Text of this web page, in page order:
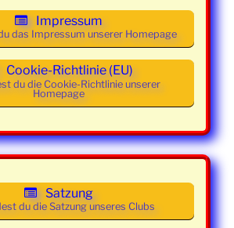
2026
21:30
Uhr
Mainstream
25. März
2026
19:30 -
21:30
Uhr
Class und
Mainstream
01. April
2026
19:00 -
21:30
Class und
Mainstream
08. April
2026
19:00 -
21:30
Class und
Mainstream
Impressum
das Impressum unserer Homepage
Cookie-Richtlinie (EU)
du die Cookie-Richtlinie unserer
Homepage
Satzung
du die Satzung unseres Clubs